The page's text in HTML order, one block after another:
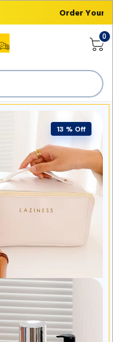
Order Your
0
13 % Off